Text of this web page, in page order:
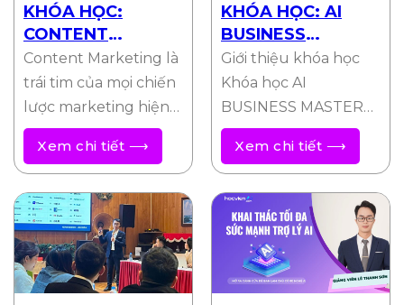
KHÓA HỌC:
CONTENT
MARKETING
Content Marketing là
trái tim của mọi chiến
lược marketing hiện
đại. Trong một thế
giới số hóa nơi khách…
Xem chi tiết ⟶
KHÓA HỌC: AI
BUSINESS
MASTER PRO
Giới thiệu khóa học
Khóa học AI
BUSINESS MASTER
Pro được thiết kế đặc
biệt dành cho các nhà
quản lý, chủ…
Xem chi tiết ⟶